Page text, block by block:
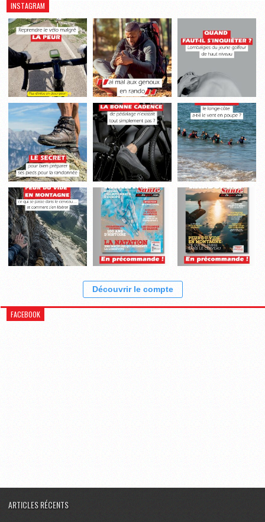
INSTAGRAM
Découvrir le compte
FACEBOOK
ARTICLES RÉCENTS